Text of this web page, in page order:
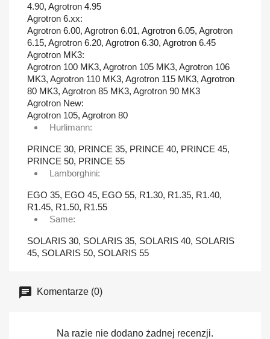
4.90, Agrotron 4.95
Agrotron 6.xx:
Agrotron 6.00, Agrotron 6.01, Agrotron 6.05, Agrotron
6.15, Agrotron 6.20, Agrotron 6.30, Agrotron 6.45
Agrotron MK3:
Agrotron 100 MK3, Agrotron 105 MK3, Agrotron 106
MK3, Agrotron 110 MK3, Agrotron 115 MK3, Agrotron
80 MK3, Agrotron 85 MK3, Agrotron 90 MK3
Agrotron New:
Agrotron 105, Agrotron 80
Hurlimann:
PRINCE 30, PRINCE 35, PRINCE 40, PRINCE 45,
PRINCE 50, PRINCE 55
Lamborghini:
EGO 35, EGO 45, EGO 55, R1.30, R1.35, R1.40,
R1.45, R1.50, R1.55
Same:
SOLARIS 30, SOLARIS 35, SOLARIS 40, SOLARIS
45, SOLARIS 50, SOLARIS 55
Komentarze (0)
Na razie nie dodano żadnej recenzji.